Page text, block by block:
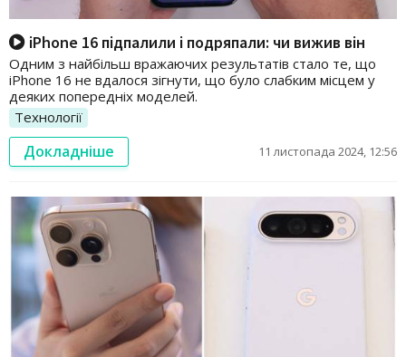
iPhone 16 підпалили і подряпали: чи вижив він
Одним з найбільш вражаючих результатів стало те, що
iPhone 16 не вдалося зігнути, що було слабким місцем у
деяких попередніх моделей.
Технології
Докладніше 11 листопада 2024, 12:56